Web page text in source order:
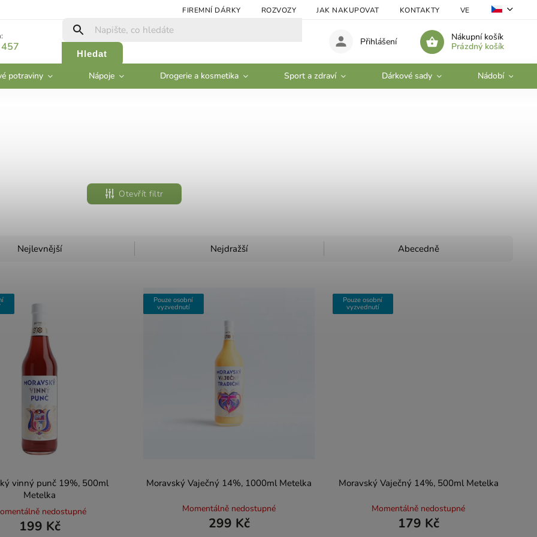
FIREMNÍ DÁRKY ROZVOZY JAK NAKUPOVAT KONTAKTY VELKOOBCHOD
Hledat
Nákupní košík
Prázdný košík
Přihlášení
potraviny Nápoje Drogerie a kosmetika Sport a zdraví Dárkové sady Nádobí
Otevřít filtr
Nejlevnější Nejdražší Abecedně
vinný punč 19%, 500ml
Metelka
nedostupné
199 Kč
Pouze osobní
vyzvednutí
Moravský Vaječný 14%, 1000ml Metelka
Momentálně nedostupné
299 Kč
Pouze osobní
vyzvednutí
Moravský Vaječný 14%, 500ml Metelka
Momentálně nedostupné
179 Kč